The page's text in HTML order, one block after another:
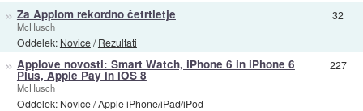
» Za Applom rekordno četrtletje
McHusch
Oddelek: Novice/Rezultati
32
» Applove novosti: Smart Watch, iPhone 6 in iPhone 6
Plus, Apple Pay in iOS 8
McHusch
Oddelek: Novice/Apple iPhone/iPad/iPod
227